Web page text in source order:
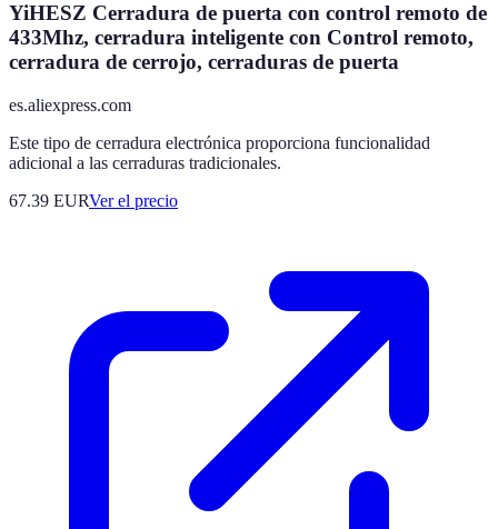
YiHESZ Cerradura de puerta con control remoto de
433Mhz, cerradura inteligente con Control remoto,
cerradura de cerrojo, cerraduras de puerta
es.aliexpress.com
Este tipo de cerradura electrónica proporciona funcionalidad
adicional a las cerraduras tradicionales.
67.39 EURVer el precio